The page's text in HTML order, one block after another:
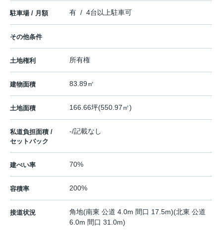
駐車場 / 月額 有 / 4台以上駐車可
その他条件
土地権利 所有権
建物面積 83.89㎡
土地面積 166.66坪(550.97㎡)
私道負担面積 /
セットバック
-/記載なし
建ぺい率 70%
容積率 200%
接道状況
角地(南東 公道 4.0m 間口 17.5m)(北東 公道
6.0m 間口 31.0m)